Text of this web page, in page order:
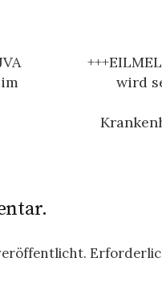
wird